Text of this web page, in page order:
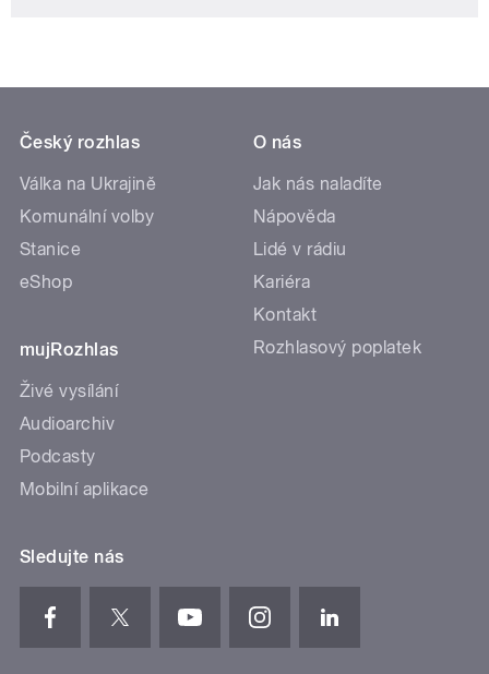
Český rozhlas
Válka na Ukrajině
Komunální volby
Stanice
eShop
mujRozhlas
Živé vysílání
Audioarchiv
Podcasty
Mobilní aplikace
O nás
Jak nás naladíte
Nápověda
Lidé v rádiu
Kariéra
Kontakt
Rozhlasový poplatek
Sledujte nás